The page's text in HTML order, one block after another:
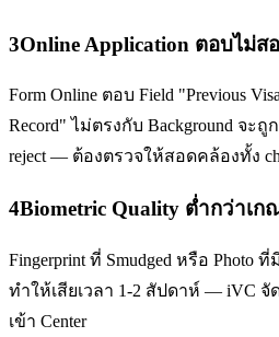
3Online Application ตอบไม่ส
Form Online ตอบ Field "Previous
Record" ไม่ตรงกับ Background จะถู
reject — ต้องตรวจให้สอดคล้องทั้ง
4Biometric Quality ต่ำกว่าเ
Fingerprint ที่ Smudged หรือ Photo
ทำให้เสียเวลา 1-2 สัปดาห์ — iVC จั
เข้า Center